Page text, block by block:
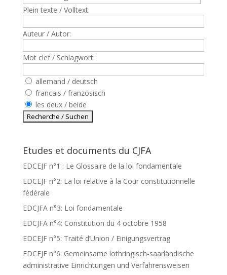
Plein texte / Volltext:
Auteur / Autor:
Mot clef / Schlagwort:
allemand / deutsch
francais / französisch
les deux / beide
Etudes et documents du CJFA
EDCEJF n°1 : Le Glossaire de la loi fondamentale
EDCEJF n°2: La loi relative à la Cour constitutionnelle
fédérale
EDCJFA n°3: Loi fondamentale
EDCJFA n°4: Constitution du 4 octobre 1958
EDCEJF n°5: Traité d’Union / Einigungsvertrag
EDCEJF n°6: Gemeinsame lothringisch-saarländische
administrative Einrichtungen und Verfahrensweisen